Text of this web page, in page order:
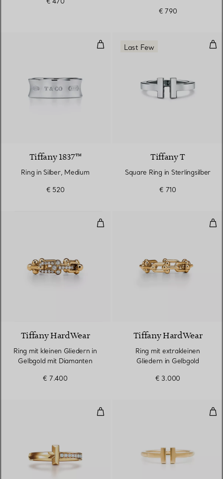
€ 790
Ring in Silber, Medium
Tiffany 1837™
Ring in Silber, Medium
€ 520
Last Few
Tiffany T
Square Ring in Sterlingsilber
€ 710
Ring mit kleinen Gliedern in
Tiffany HardWear
Ring mit kleinen Gliedern in
Gelbgold mit Diamanten
€ 7.400
Tiffany HardWear
Ring mit extrakleinen
Gliedern in Gelbgold
€ 3.000
T One Ring in Gelbgold mit